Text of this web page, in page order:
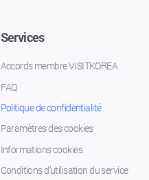
Services
Accords membre VISITKOREA
FAQ
Politique de confidentialité
Paramètres des cookies
Informations cookies
Conditions d’utilisation du service